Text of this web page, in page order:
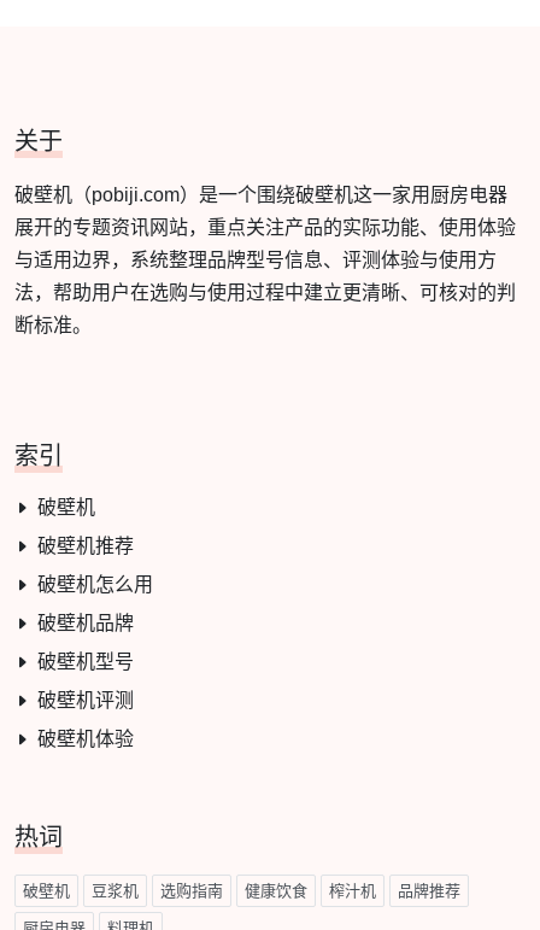
关于
破壁机（pobiji.com）是一个围绕破壁机这一家用厨房电器
展开的专题资讯网站，重点关注产品的实际功能、使用体验
与适用边界，系统整理品牌型号信息、评测体验与使用方
法，帮助用户在选购与使用过程中建立更清晰、可核对的判
断标准。
索引
破壁机
破壁机推荐
破壁机怎么用
破壁机品牌
破壁机型号
破壁机评测
破壁机体验
热词
破壁机 豆浆机 选购指南 健康饮食 榨汁机 品牌推荐